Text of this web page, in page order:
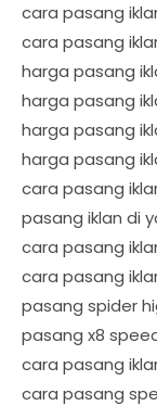
cara pasang
cara pasang
harga pasang
harga pasang
harga pasang
harga pasang
cara pasang
pasang iklan di
cara pasang
cara pasang
pasang spider
pasang x8
cara pasang
cara pasang